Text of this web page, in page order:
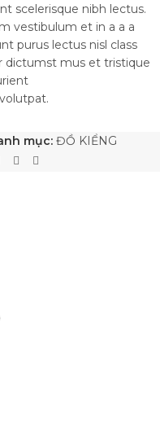
scelerisque nibh lectus.
vestibulum et in a a a
purus lectus nisl class
dictumst mus et tristique
mục: ĐỒ KIỂNG